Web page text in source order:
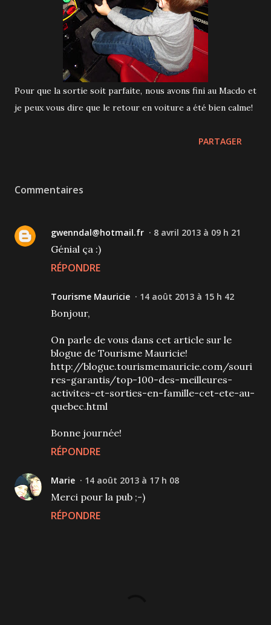
Pour que la sortie soit parfaite, nous avons fini au Macdo et
je peux vous dire que le retour en voiture a été bien calme!
PARTAGER
Commentaires
gwenndal@hotmail.fr 8 avril 2013 à 09 h 21
Génial ça :)
RÉPONDRE
Tourisme Mauricie 14 août 2013 à 15 h 42
Bonjour,
On parle de vous dans cet article sur le
blogue de Tourisme Mauricie!
http://blogue.tourismemauricie.com/souri
res-garantis/top-100-des-meilleures-
activites-et-sorties-en-famille-cet-ete-au-
quebec.html
Bonne journée!
RÉPONDRE
Marie 14 août 2013 à 17 h 08
Merci pour la pub ;-)
RÉPONDRE